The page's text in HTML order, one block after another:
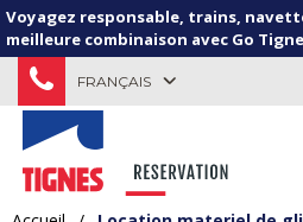
Voyagez responsable, trains,
meilleure combinaison avec Go
FRANÇAIS